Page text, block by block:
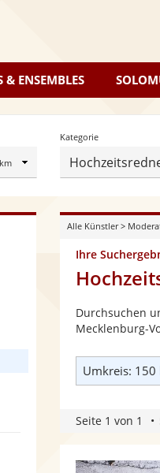
& ENSEMBLES
Ort
Events
festlegen
Kategorie
Alle Künstler>
Ihre
Durchsuchen
Mecklenburg-
Umkreis: 150
Seite 1 von 1